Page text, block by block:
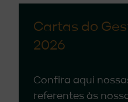
Cartas do
2026
Confira aqui
referentes às